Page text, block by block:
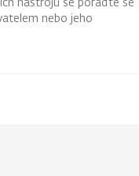
nebo jeho